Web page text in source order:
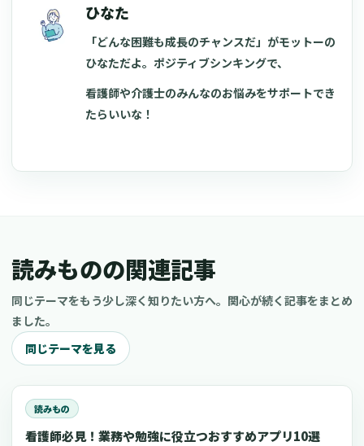
ひなた
「どんな困難も成長のチャンスだ」がモットーの
ひなただよ。ポジティブシンキングで、
看護師や介護士のみんなのお悩みをサポートでき
たらいいな！
読みものの関連記事
同じテーマをもう少し深く知りたい方へ。関心が続く記事をまとめ
ました。
同じテーマを見る
読みもの
看護師必見！業務や勉強に役立つおすすめアプリ10選